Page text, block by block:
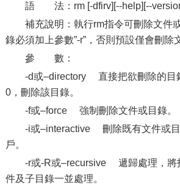
語 法：rm [-dfirv][--help][--
補充說明：執行rm指令可刪除文件
錄必須加上參數”-r”，否則預設僅會刪除
參 數：
-d或–directory 直接把欲刪除的目
0，刪除該目錄。
-f或–force 強制刪除文件或目錄。
-i或–interactive 刪除既有文件或目
戶。
-r或-R或–recursive 遞歸處理，將
件及子目錄一並處理。